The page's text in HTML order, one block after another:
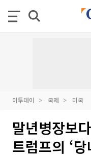
이투데이 국제 미국
말년병장보
트럼프의 ‘